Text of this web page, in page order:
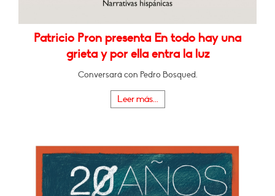
Patricio Pron presenta En todo hay una
grieta y por ella entra la luz
Conversará con Pedro Bosqued.
Leer más...